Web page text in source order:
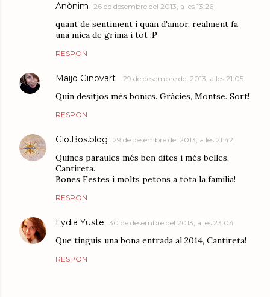
Anònim 26 de desembre del 2013, a les 13:26
quant de sentiment i quan d'amor, realment fa
una mica de grima i tot :P
RESPON
Maijo Ginovart 29 de desembre del 2013, a les 21:05
Quin desitjos més bonics. Gràcies, Montse. Sort!
RESPON
Glo.Bos.blog 29 de desembre del 2013, a les 21:42
Quines paraules més ben dites i més belles,
Cantireta.
Bones Festes i molts petons a tota la família!
RESPON
Lydia Yuste 30 de desembre del 2013, a les 23:04
Que tinguis una bona entrada al 2014, Cantireta!
RESPON